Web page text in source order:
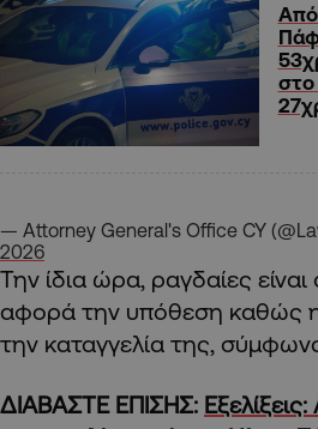
στο
— Attorney General's Office CY
2026
Την ίδια ώρα, ραγδαίες είναι
αφορά την υπόθεση καθώς
την καταγγελία της,
ΔΙΑΒΑΣΤΕ ΕΠΙΣΗΣ: